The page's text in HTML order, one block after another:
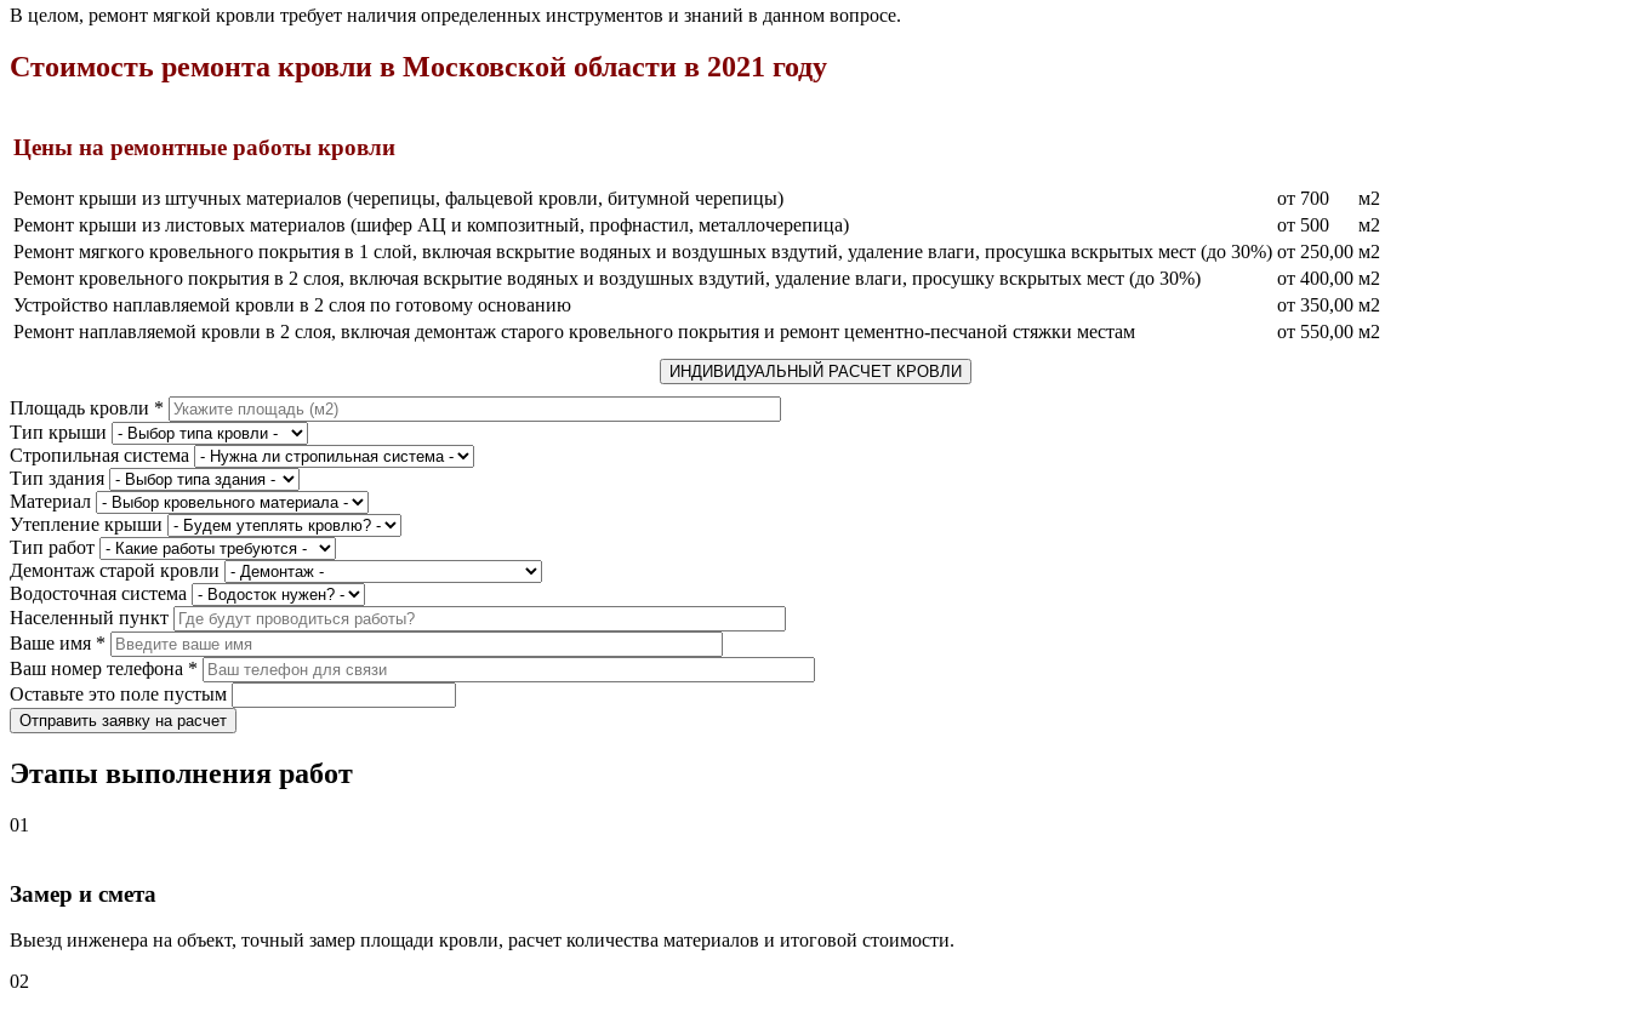
В целом, ремонт мягкой кровли требует наличия определенных инструментов и знаний в данном вопросе.
Стоимость ремонта кровли в Московской области в 2021 году
Цены на ремонтные работы кровли
Ремонт крыши из штучных материалов (черепицы, фальцевой кровли, битумной черепицы) от 700
м2
Ремонт крыши из листовых материалов (шифер АЦ и композитный, профнастил, металлочерепица)
от 500
м2
Ремонт мягкого кровельного покрытия в 1 слой, включая вскрытие водяных и воздушных вздутий, удаление влаги, просушка вскрытых мест (до 30%) от 250,00 м2
Ремонт кровельного покрытия в 2 слоя, включая вскрытие водяных и воздушных вздутий, удаление влаги, просушку вскрытых мест (до 30%)
от 400,00 м2
Устройство наплавляемой кровли в 2 слоя по готовому основанию
от 350,00 м2
Ремонт наплавляемой кровли в 2 слоя, включая демонтаж старого кровельного покрытия и ремонт цементно-песчаной стяжки местам
от 550,00 м2
ИНДИВИДУАЛЬНЫЙ РАСЧЕТ КРОВЛИ
Площадь кровли *
Тип крыши
Стропильная система
Тип здания
Материал
Утепление крыши
Тип работ
Демонтаж старой кровли
Водосточная система
Населенный пункт
Ваше имя *
Ваш номер телефона *
Оставьте это поле пустым
Отправить заявку на расчет
Этапы выполнения работ
01
Замер и смета
Выезд инженера на объект, точный замер площади кровли, расчет количества материалов и итоговой стоимости.
02